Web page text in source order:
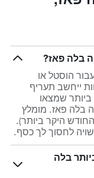
בלה פאז?
ללילה עבור הוסטל או
ללילה או פחות ייחשב תעריף
שמצאו
לאחרונה הוא ₪15 ללילה בלה פאז. מומלץ
היקר ביותר).
לחסוך לך כסף.
בלה